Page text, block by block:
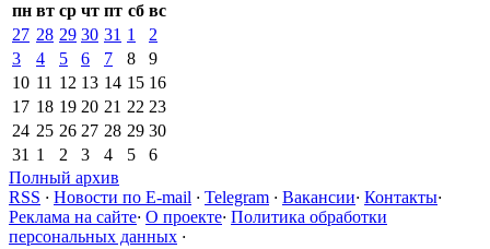
пн вт ср чт пт сб вс
27 28 29 30 31 1
2
3
4 5 6 7 8
9
10 11 12 13 14 15 16
17 18 19 20 21 22 23
24 25 26 27 28 29 30
31 1 2 3 4 5
6
Полный архив
RSS · Новости по E-mail · Telegram · Вакансии· Контакты·
Реклама на сайте· О проекте· Политика обработки
персональных данных ·